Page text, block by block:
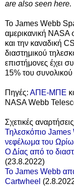
are also seen here.
Το James Webb
αμερικανική
και την καναδική
διαστημικού
επιστήμονες έχει
15% του
Πηγές: ΑΠΕ-ΜΠΕ
NASA Webb
Σχετικές
Τηλεσκόπιο James
νεφέλωμα του
Ο Δίας από το
(23.8.2022)
Το James Webb
Cartwheel